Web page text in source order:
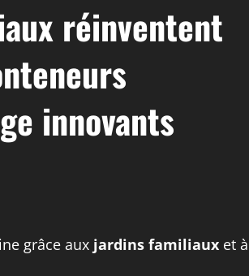
réinventent
innovants
grâce aux jardins familiaux et à